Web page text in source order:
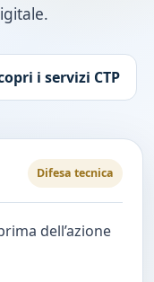
i servizi CTP
Difesa tecnica
dell’azione